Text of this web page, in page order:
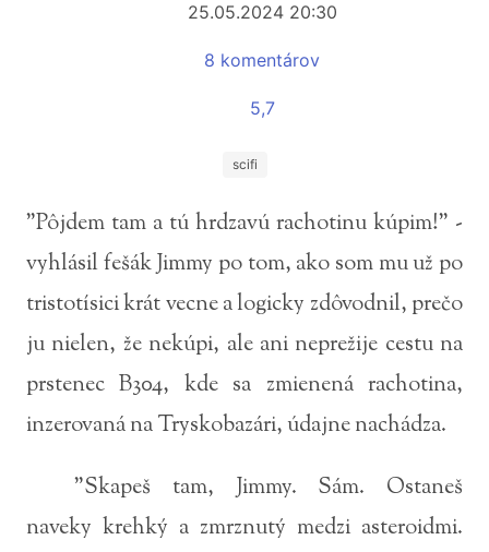
25.05.2024 20:30
8 komentárov
5,7
scifi
"Pôjdem tam a tú hrdzavú rachotinu kúpim!" -
vyhlásil fešák Jimmy po tom, ako som mu už po
tristotísici krát vecne a logicky zdôvodnil, prečo
ju nielen, že nekúpi, ale ani neprežije cestu na
prstenec B304, kde sa zmienená rachotina,
inzerovaná na Tryskobazári, údajne nachádza.
"Skapeš tam, Jimmy. Sám. Ostaneš
naveky krehký a zmrznutý medzi asteroidmi.